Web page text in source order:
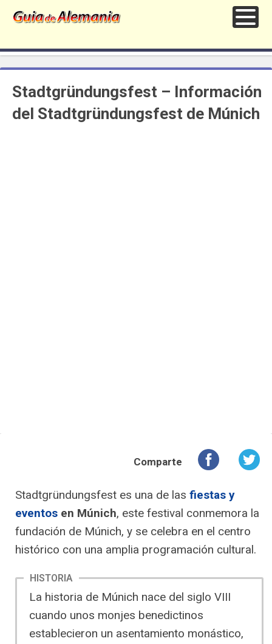
Stadtgründungsfest – Información
del Stadtgründungsfest de Múnich
Comparte
Stadtgründungsfest es una de las fiestas y
eventos en Múnich, este festival conmemora la
fundación de Múnich, y se celebra en el centro
histórico con una amplia programación cultural.
HISTORIA
La historia de Múnich nace del siglo VIII
cuando unos monjes benedictinos
establecieron un asentamiento monástico,